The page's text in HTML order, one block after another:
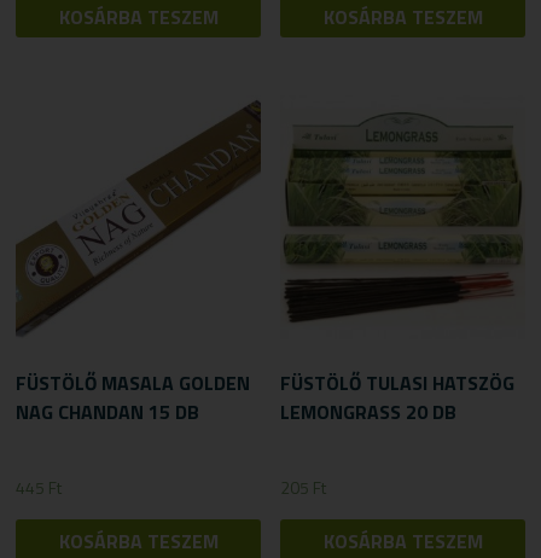
KOSÁRBA TESZEM KOSÁRBA TESZEM
FÜSTÖLŐ MASALA GOLDEN
NAG CHANDAN 15 DB
445 Ft
KOSÁRBA TESZEM
FÜSTÖLŐ TULASI HATSZÖG
LEMONGRASS 20 DB
205 Ft
KOSÁRBA TESZEM